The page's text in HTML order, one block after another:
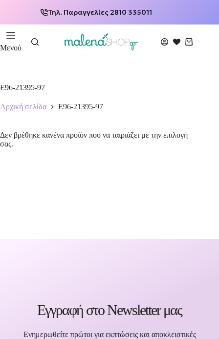
Τηλ. Παραγγελίες 2810 335011
Μενού
E96-21395-97
Αρχική σελίδα E96-21395-97
Δεν βρέθηκε κανένα προϊόν που να ταιριάζει με την επιλογή
σας.
Εγγραφή στο Newsletter μας
Ενημερωθείτε πρώτοι για εκπτώσεις και αποκλειστικές